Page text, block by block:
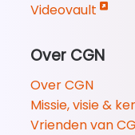
Videovault
Over CGN
Over CGN
Missie, visie &
Vrienden van